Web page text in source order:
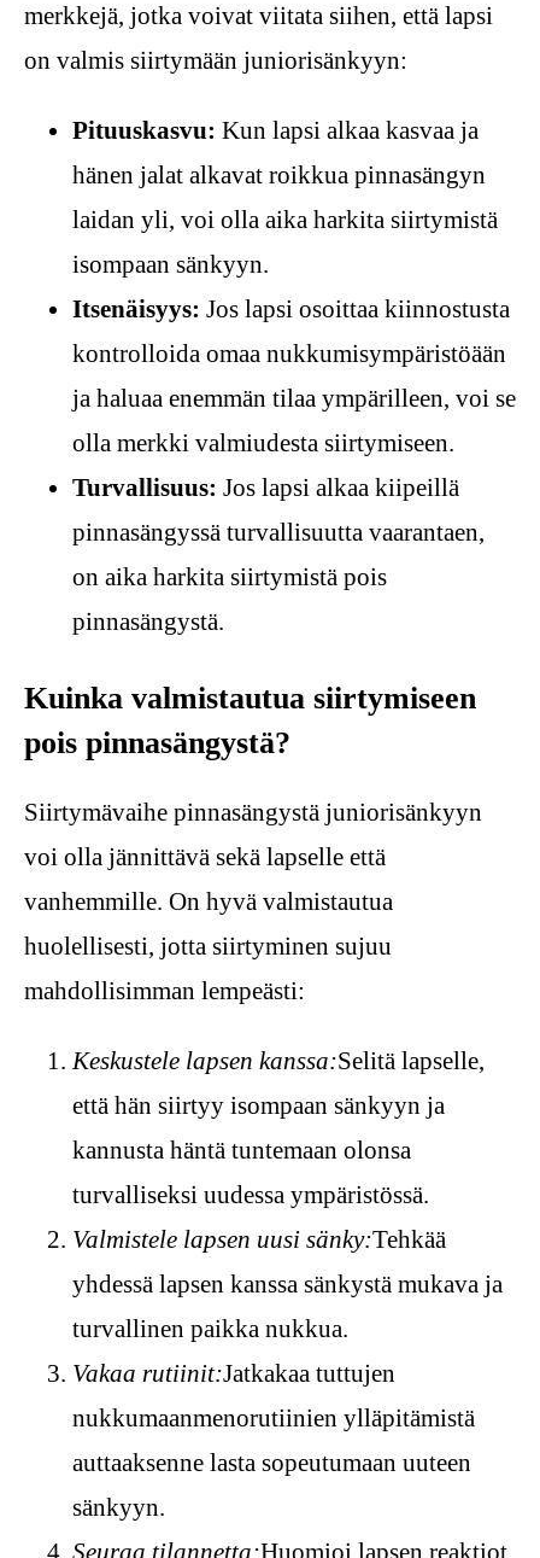
merkkejä, jotka voivat viitata siihen, että lapsi
on valmis siirtymään juniorisänkyyn:
Pituuskasvu: Kun lapsi alkaa kasvaa ja
hänen jalat alkavat roikkua pinnasängyn
laidan yli, voi olla aika harkita siirtymistä
isompaan sänkyyn.
Itsenäisyys: Jos lapsi osoittaa kiinnostusta
kontrolloida omaa nukkumisympäristöään
ja haluaa enemmän tilaa ympärilleen, voi se
olla merkki valmiudesta siirtymiseen.
Turvallisuus: Jos lapsi alkaa kiipeillä
pinnasängyssä turvallisuutta vaarantaen,
on aika harkita siirtymistä pois
pinnasängystä.
Kuinka valmistautua siirtymiseen
pois pinnasängystä?
Siirtymävaihe pinnasängystä juniorisänkyyn
voi olla jännittävä sekä lapselle että
vanhemmille. On hyvä valmistautua
huolellisesti, jotta siirtyminen sujuu
mahdollisimman lempeästi:
Keskustele lapsen kanssa:Selitä lapselle,
että hän siirtyy isompaan sänkyyn ja
kannusta häntä tuntemaan olonsa
turvalliseksi uudessa ympäristössä.
Valmistele lapsen uusi sänky:Tehkää
yhdessä lapsen kanssa sänkystä mukava ja
turvallinen paikka nukkua.
Vakaa rutiinit:Jatkakaa tuttujen
nukkumaanmenorutiinien ylläpitämistä
auttaaksenne lasta sopeutumaan uuteen
sänkyyn.
Seuraa tilannetta:Huomioi lapsen reaktiot